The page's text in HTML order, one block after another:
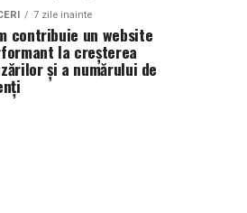
7 zile inainte
contribuie un website
la creșterea
și a numărului de